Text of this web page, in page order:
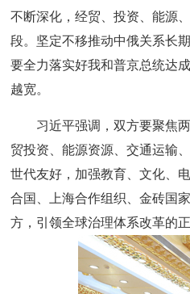
不断深化，经贸、投资、能源
段。坚定不移推动中俄关系长
要全力落实好我和普京总统达
越宽。
习近平强调，双方要聚焦
贸投资、能源资源、交通运输
世代友好，加强教育、文化、
合国、上海合作组织、金砖国
方，引领全球治理体系改革的正